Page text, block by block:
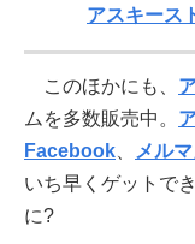
アスキース
このほかにも、
ムを多数販売中。
Facebook
メル
いち早くゲットで
に?